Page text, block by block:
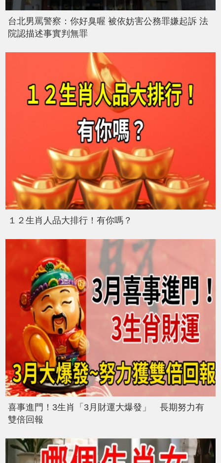
台北男罵警察：你好臭喔 被依妨害公務罪嫌起訴 法
院認描述事實判無罪
１２生肖人品大排行！有你嗎？
喜事進門！3生肖「3月財運大爆發」 長期努力有
雙倍回報